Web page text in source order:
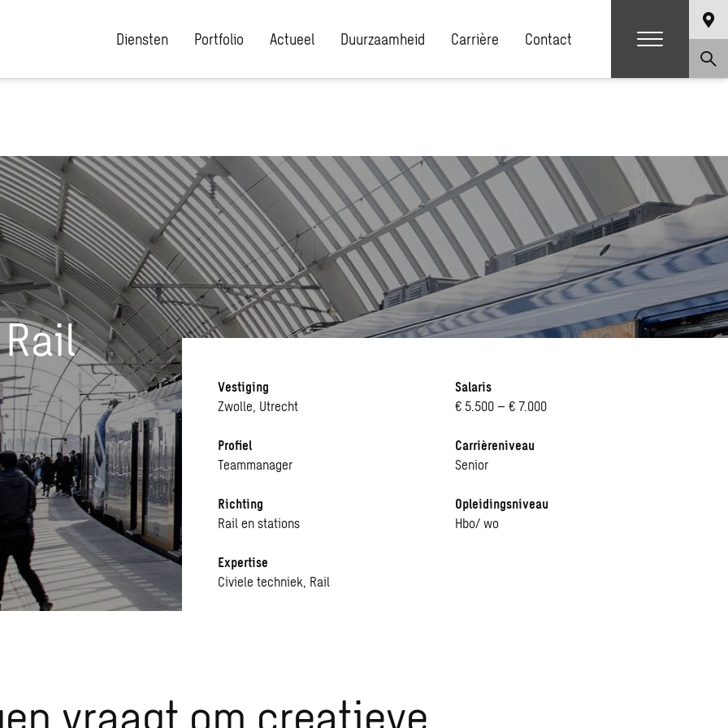
Diensten Portfolio Actueel Duurzaamheid Carrière Contact
Vestiging
Zwolle, Utrecht
Salaris
€ 5.500 – € 7.000
Profiel
Teammanager
Carrièreniveau
Senior
Richting
Rail en stations
Opleidingsniveau
Hbo/ wo
Expertise
Civiele techniek, Rail
vraagt om creatieve